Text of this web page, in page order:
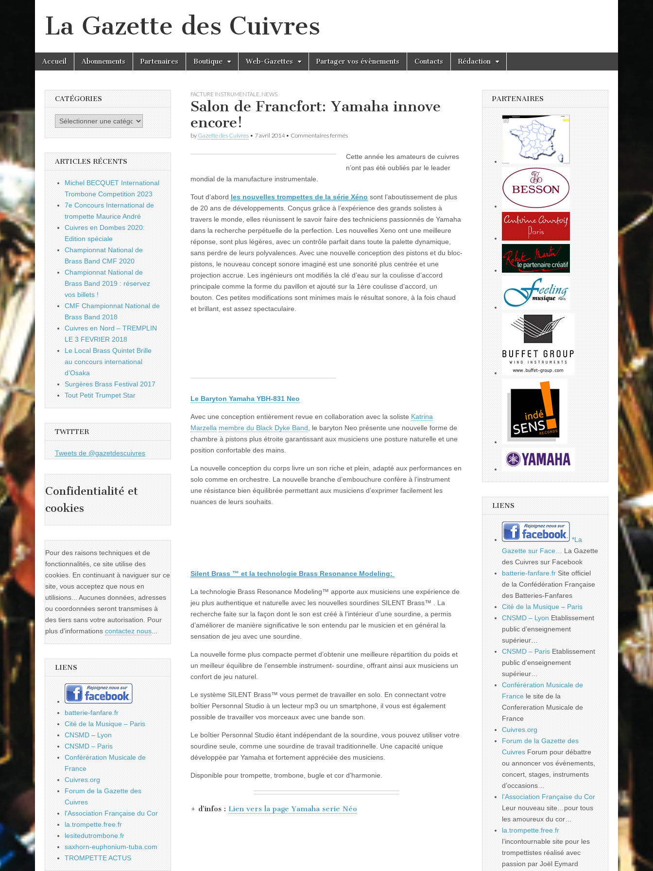
La Gazette des Cuivres
Main
menu
Skip
Accueil Abonnements Partenaires Boutique Web-Gazettes Partager vos évènements Contacts Rédaction
FACTURE INSTRUMENTALE NEWS
Salon de Francfort: Yamaha innove
encore!
by Gazette des Cuivres • 7 avril 2014• Commentaires ferméssur
Francfort:
Yamaha
innove
Cette année les amateurs de cuivres
n’ont pas été oubliés par le leader
mondial de la manufacture instrumentale.
Tout d’abord les nouvelles trompettes de la série Xéno sont l’aboutissement de plus
de 20 ans de développements. Conçus grâce à l’expérience des grands solistes à
travers le monde, elles réunissent le savoir faire des techniciens passionnés de Yamaha
dans la recherche perpétuelle de la perfection. Les nouvelles Xeno ont une meilleure
réponse, sont plus légères, avec un contrôle parfait dans toute la palette dynamique,
sans perdre de leurs polyvalences. Avec une nouvelle conception des pistons et du bloc-
pistons, le nouveau concept sonore imaginé est une sonorité plus centrée et une
projection accrue. Les ingénieurs ont modifiés la clé d’eau sur la coulisse d’accord
principale comme la forme du pavillon et ajouté sur la 1ère coulisse d’accord, un
bouton. Ces petites modifications sont minimes mais le résultat sonore, à la fois chaud
et brillant, est assez spectaculaire.
Le Baryton Yamaha YBH-831 Neo
Avec une conception entièrement revue en collaboration avec la soliste Katrina
Marzella membre du Black Dyke Band , le baryton Neo présente une nouvelle forme de
chambre à pistons plus étroite garantissant aux musiciens une posture naturelle et une
position confortable des mains.
La nouvelle conception du corps livre un son riche et plein, adapté aux performances en
solo comme en orchestre. La nouvelle branche d’embouchure confère à l’instrument
une résistance bien équilibrée permettant aux musiciens d’exprimer facilement les
nuances de leurs souhaits.
Silent Brass ™ et la technologie Brass Resonance Modeling:
La technologie Brass Resonance Modeling™ apporte aux musiciens une expérience de
jeu plus authentique et naturelle avec les nouvelles sourdines SILENT Brass™ . La
recherche faite sur la façon dont le son est créé à l’intérieur d’une sourdine, a permis
d’améliorer de manière significative le son entendu par le musicien et en général la
sensation de jeu avec une sourdine.
La nouvelle forme plus compacte permet d’obtenir une meilleure répartition du poids et
un meilleur équilibre de l’ensemble instrument- sourdine, offrant ainsi aux musiciens un
confort de jeu naturel.
Le système SILENT Brass™ vous permet de travailler en solo. En connectant votre
boîtier Personnal Studio à un lecteur mp3 ou un smartphone, il vous est également
possible de travailler vos morceaux avec une bande son.
Le boîtier Personnal Studio étant indépendant de la sourdine, vous pouvez utiliser votre
sourdine seule, comme une sourdine de travail traditionnelle. Une capacité unique
développée par Yamaha et fortement appréciée des musiciens.
Disponible pour trompette, trombone, bugle et cor d’harmonie.
+ d’infos : Lien vers la page Yamaha serie Néo
CATÉGORIES
Catégories
ARTICLES RÉCENTS
Michel BECQUET International
Trombone Competition 2023
7e Concours International de
trompette Maurice André
Cuivres en Dombes 2020:
Edition spéciale
Championnat National de
Brass Band CMF 2020
Championnat National de
Brass Band 2019 : réservez
vos billets !
CMF Championnat National de
Brass Band 2018
Cuivres en Nord – TREMPLIN
LE 3 FEVRIER 2018
Le Local Brass Quintet Brille
au concours international
d’Osaka
Surgères Brass Festival 2017
Tout Petit Trumpet Star
TWITTER
Tweets de @gazetdescuivres
Confidentialité et
cookies
Pour des raisons techniques et de
fonctionnalités, ce site utilise des
cookies. En continuant à naviguer sur ce
site, vous acceptez que nous en
utilisions... Aucunes données, adresses
ou coordonnées seront transmises à
des tiers sans votre autorisation. Pour
plus d'informations contactez nous...
LIENS
batterie-fanfare.fr
Cité de la Musique – Paris
CNSMD – Lyon
CNSMD – Paris
Conférération Musicale de
France
Cuivres.org
Forum de la Gazette des
Cuivres
l'Association Française du Cor
la.trompette.free.fr
lesitedutrombone.fr
saxhorn-euphonium-tuba.com
TROMPETTE ACTUS
PARTENAIRES
LIENS
*La
Gazette sur Face…
La Gazette
des Cuivres sur Facebook
batterie-fanfare.fr Site officiel
de la Confédération Française
des Batteries-Fanfares
Cité de la Musique – Paris
CNSMD – Lyon Etablissement
public d’enseignement
supérieur…
CNSMD – Paris Etablissement
public d’enseignement
supérieur…
Conférération Musicale de
France le site de la
Confereration Musicale de
France
Cuivres.org
Forum de la Gazette des
Cuivres Forum pour débattre
ou annoncer vos évènements,
concert, stages, instruments
d’occasions…
l'Association Française du Cor
Leur nouveau site…pour tous
les amoureux du cor…
la.trompette.free.fr
l’incontournable site pour les
trompettistes réalisé avec
passion par Joël Eymard